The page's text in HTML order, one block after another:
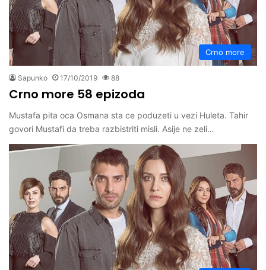
Crno more
Sapunko 17/10/2019 88
Crno more 58 epizoda
Mustafa pita oca Osmana sta ce poduzeti u vezi Huleta. Tahir
govori Mustafi da treba razbistriti misli. Asije ne zeli…